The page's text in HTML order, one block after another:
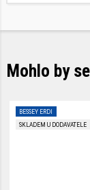
Mohlo by
SKLADEM U DODAVATELE
BESSEY ERDI